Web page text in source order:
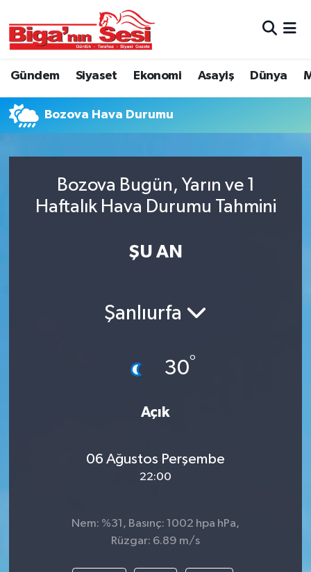
Gündem Siyaset Ekonomi Asayiş Dünya
Bozova Hava Durumu
Bozova Bugün, Yarın ve 1
Haftalık Hava Durumu Tahmini
ŞU AN
Şanlıurfa
30°
Açık
06 Ağustos Perşembe
22:00
Nem: %31, Basınç: 1002 hpa hPa,
Rüzgar: 6.89 m/s
Asayiş
Belde ve Köyler
Belediye
Dünya
Çanakkale Hava Durumu
Süper Lig Puan Durumu ve Fikstür
Tüm Manşetler
Son Dakika Haberleri